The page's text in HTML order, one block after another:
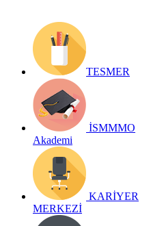
TESMER
İSMMMO
Akademi
KARİYER
MERKEZİ